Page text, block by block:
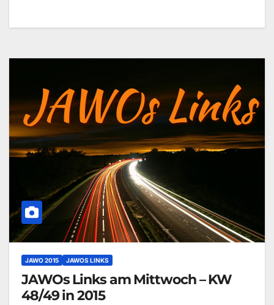
JAWO 2015 JAWOS LINKS
JAWOs Links am Mittwoch – KW
48/49 in 2015